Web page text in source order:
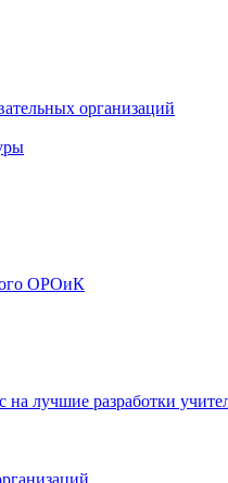
организаций
ОРОиК
лучшие разработки